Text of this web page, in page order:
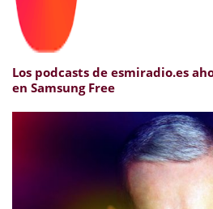
Los podcasts de esmiradio.es
en Samsung Free